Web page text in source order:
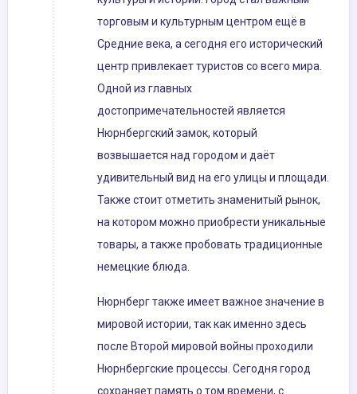
торговым и культурным центром ещё в
Средние века, а сегодня его исторический
центр привлекает туристов со всего мира.
Одной из главных
достопримечательностей является
Нюрнбергский замок, который
возвышается над городом и даёт
удивительный вид на его улицы и площади.
Также стоит отметить знаменитый рынок,
на котором можно приобрести уникальные
товары, а также пробовать традиционные
немецкие блюда.
Нюрнберг также имеет важное значение в
мировой истории, так как именно здесь
после Второй мировой войны проходили
Нюрнбергские процессы. Сегодня город
сохраняет память о том времени, с